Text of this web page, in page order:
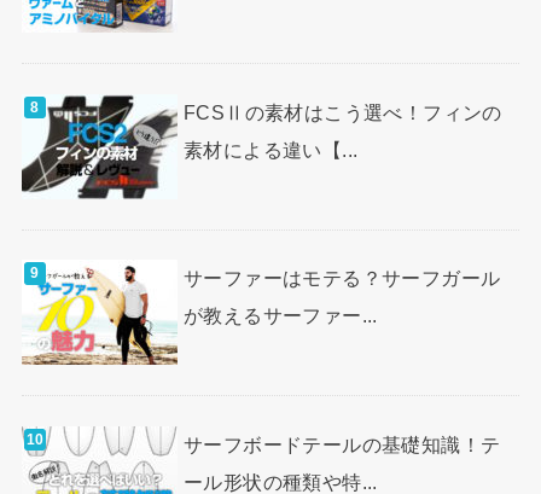
FCSⅡの素材はこう選べ！フィンの
素材による違い【...
サーファーはモテる？サーフガール
が教えるサーファー...
サーフボードテールの基礎知識！テ
ール形状の種類や特...